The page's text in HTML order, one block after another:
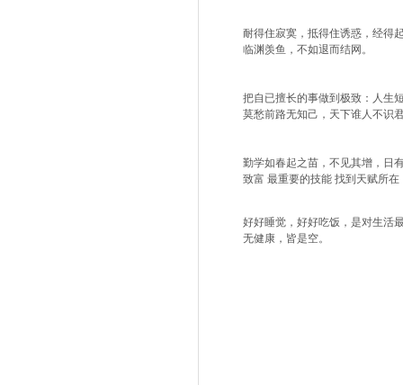
耐得住寂寞，抵得住诱惑，经得
临渊羡鱼，不如退而结网。
把自已擅长的事做到极致：人生
莫愁前路无知己，天下谁
勤学如春起之苗，不见其增，
致富 最重要的技能 找到天赋所
好好睡觉 ，好好吃饭，是对生活
无健康，皆是空。